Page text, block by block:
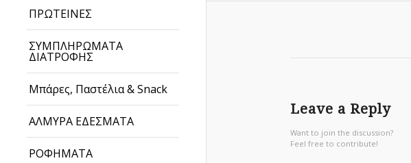
ΠΡΩΤΕΙΝΕΣ
ΣΥΜΠΛΗΡΩΜΑΤΑ
ΔΙΑΤΡΟΦΗΣ
Μπάρες, Παστέλια & Snack
ΑΛΜΥΡΑ ΕΔΕΣΜΑΤΑ
ΡΟΦΗΜΑΤΑ
Leave a Reply
Want to join the discussion?
Feel free to contribute!